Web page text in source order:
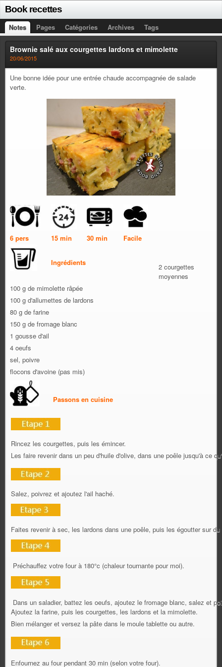
Book recettes
Notes Pages Catégories Archives Tags
Brownie salé aux courgettes lardons et mimolette
20/06/2015
Une bonne idée pour une entrée chaude accompagnée de salade
verte.
6 pers 15 min 30 min Facile
Ingrédients
2 courgettes
moyennes
100 g de mimolette râpée
100 g d'allumettes de lardons
80 g de farine
150 g de fromage blanc
1 gousse d'ail
4 oeufs
sel, poivre
flocons d'avoine (pas mis)
Passons en cuisine
Rincez les courgettes, puis les émincer.
Les faire revenir dans un peu d'huile d'olive, dans une poêle jusqu'à ce
Salez, poivrez et ajoutez l'ail haché.
Faites revenir à sec, les lardons dans une poêle, puis les égoutter sur
Préchauffez votre four à 180°c (chaleur tournante pour moi).
Dans un saladier, battez les oeufs, ajoutez le fromage blanc, salez et
Ajoutez la farine, puis les courgettes, les lardons et la mimolette.
Bien mélanger et versez la pâte dans le moule tablette ou autre.
Enfournez au four pendant 30 min (selon votre four).